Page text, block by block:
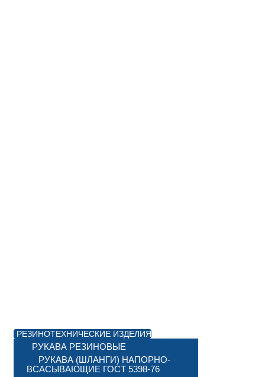
РЕЗИНОТЕХНИЧЕСКИЕ ИЗДЕЛИЯ
РУКАВА РЕЗИНОВЫЕ
РУКАВА (ШЛАНГИ) НАПОРНО-
ВСАСЫВАЮЩИЕ ГОСТ 5398-76